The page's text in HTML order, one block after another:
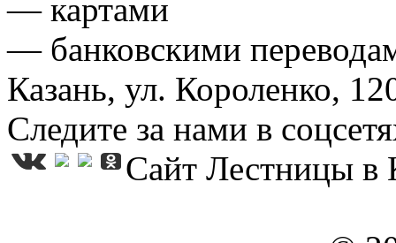
— картами
— банковскими
Казань, ул. Короленко,
Следите за нами в
Сайт Лестницы в